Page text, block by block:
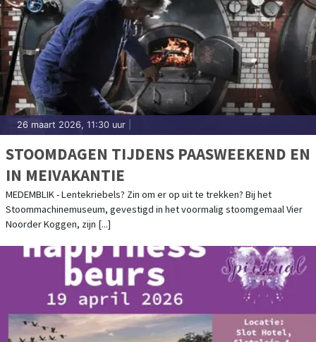
26 maart 2026, 11:30 uur
STOOMDAGEN TIJDENS PAASWEEKEND EN
IN MEIVAKANTIE
MEDEMBLIK - Lentekriebels? Zin om er op uit te trekken? Bij het
Stoommachinemuseum, gevestigd in het voormalig stoomgemaal Vier
Noorder Koggen, zijn [...]